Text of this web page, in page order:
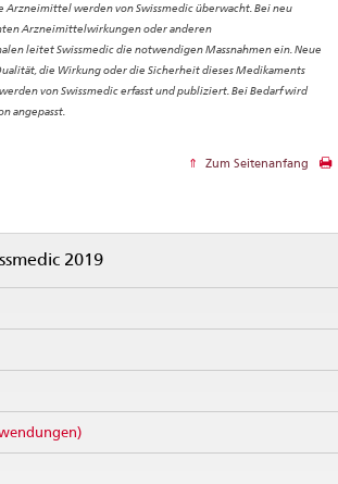
Arzneimittel werden von Swissmedic überwacht. Bei neu
Arzneimittelwirkungen oder anderen
leitet Swissmedic die notwendigen Massnahmen ein. Neue
die Wirkung oder die Sicherheit dieses Medikaments
von Swissmedic erfasst und publiziert. Bei Bedarf wird
angepasst.
Zum Seitenanfang
2019